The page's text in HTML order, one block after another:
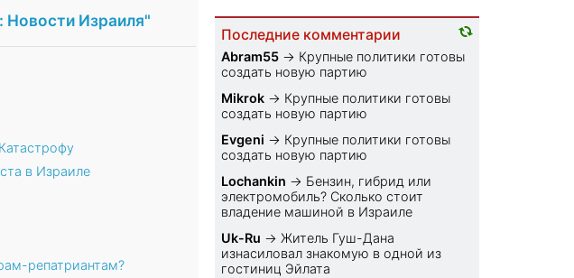
Израиля"
в Израиле
репатриантам?
Последние комментарии
Abram55 → Крупные политики готовы
создать новую партию
Mikrok → Крупные политики готовы
создать новую партию
Evgeni → Крупные политики готовы
создать новую партию
Lochankin → Бензин, гибрид или
электромобиль? Cколько стоит
владение машиной в Израиле
Uk-Ru → Житель Гуш-Дана
изнасиловал знакомую в одной из
гостиниц Эйлата